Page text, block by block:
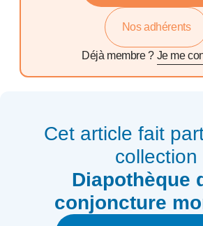
Nos adhérents
Déjà membre ? Je me
Cet article fait
collection
Diapothèque
conjoncture